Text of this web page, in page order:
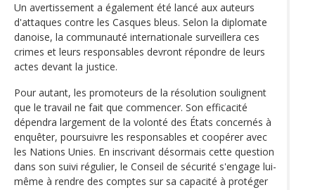
Un avertissement a également été lancé aux auteurs
d'attaques contre les Casques bleus. Selon la diplomate
danoise, la communauté internationale surveillera ces
crimes et leurs responsables devront répondre de leurs
actes devant la justice.
Pour autant, les promoteurs de la résolution soulignent
que le travail ne fait que commencer. Son efficacité
dépendra largement de la volonté des États concernés à
enquêter, poursuivre les responsables et coopérer avec
les Nations Unies. En inscrivant désormais cette question
dans son suivi régulier, le Conseil de sécurité s'engage lui-
même à rendre des comptes sur sa capacité à protéger